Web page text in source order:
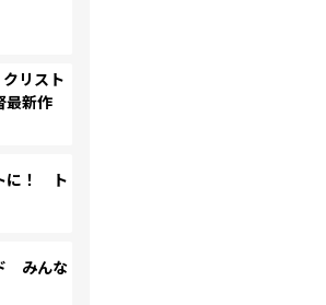
リスト
最新作
に！ ト
みんな